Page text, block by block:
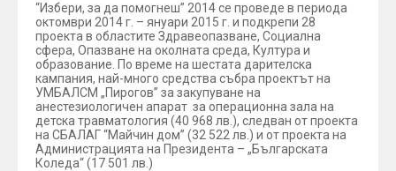
“Избери, за да помогнеш” 2014 се проведе в периода
октомври 2014 г. – януари 2015 г. и подкрепи 28
проекта в областите Здравеопазване, Социална
сфера, Опазване на околната среда, Култура и
образование. По време на шестата дарителска
кампания, най-много средства събра проектът на
УМБАЛСМ „Пирогов” за закупуване на
анестезиологичен апарат за операционна зала на
детска травматология (40 968 лв.), следван от проекта
на СБАЛАГ “Майчин дом” (32 522 лв.) и от проекта на
Администрацията на Президента – „Българската
Коледа“ (17 501 лв.)